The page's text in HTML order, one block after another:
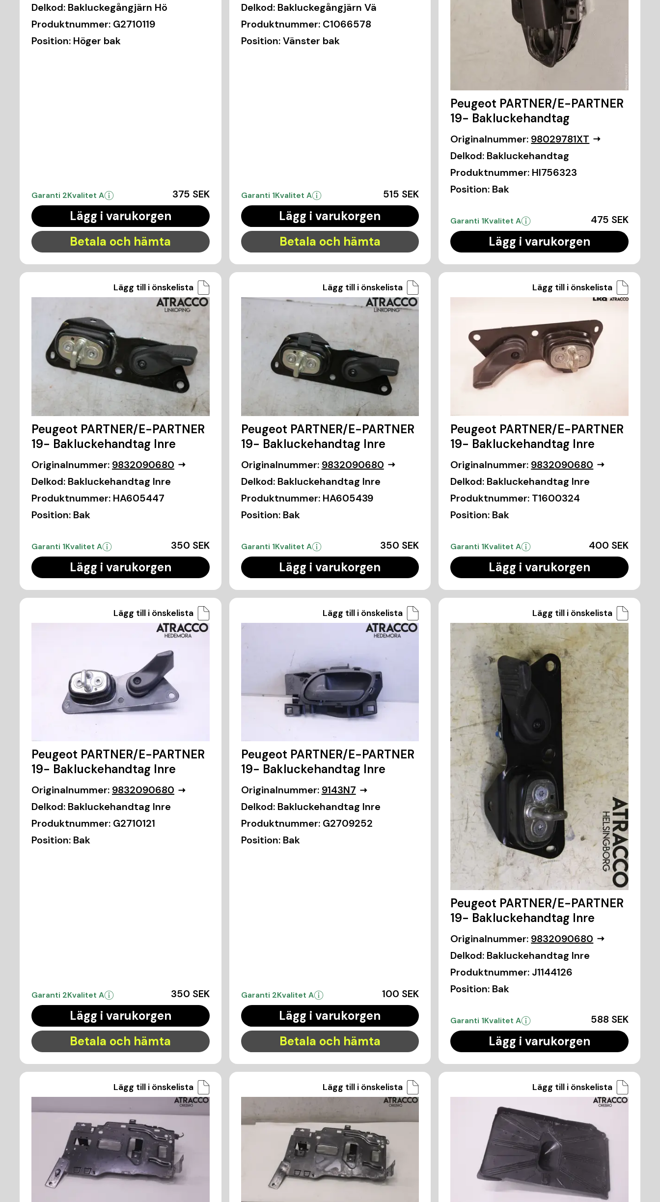
Delkod: Bakluckegångjärn Hö
Produktnummer: G2710119
Position: Höger bak
Garanti 2Kvalitet A 375 SEK
Lägg i varukorgen
Betala och hämta
Delkod: Bakluckegångjärn Vä
Produktnummer: C1066578
Position: Vänster bak
Garanti 1Kvalitet A 515 SEK
Lägg i varukorgen
Betala och hämta
Peugeot PARTNER/E-PARTNER
19- Bakluckehandtag
Originalnummer: 98029781XT
Delkod: Bakluckehandtag
Produktnummer: HI756323
Position: Bak
Garanti 1Kvalitet A 475 SEK
Lägg i varukorgen
Lägg till i önskelista
Peugeot PARTNER/E-PARTNER
19- Bakluckehandtag Inre
Originalnummer: 9832090680
Delkod: Bakluckehandtag Inre
Produktnummer: HA605447
Position: Bak
Garanti 1Kvalitet A 350 SEK
Lägg i varukorgen
Lägg till i önskelista
Peugeot PARTNER/E-PARTNER
19- Bakluckehandtag Inre
Originalnummer: 9832090680
Delkod: Bakluckehandtag Inre
Produktnummer: HA605439
Position: Bak
Garanti 1Kvalitet A 350 SEK
Lägg i varukorgen
Lägg till i önskelista
Peugeot PARTNER/E-PARTNER
19- Bakluckehandtag Inre
Originalnummer: 9832090680
Delkod: Bakluckehandtag Inre
Produktnummer: T1600324
Position: Bak
Garanti 1Kvalitet A 400 SEK
Lägg i varukorgen
Lägg till i önskelista
Peugeot PARTNER/E-PARTNER
19- Bakluckehandtag Inre
Originalnummer: 9832090680
Delkod: Bakluckehandtag Inre
Produktnummer: G2710121
Position: Bak
Garanti 2Kvalitet A 350 SEK
Lägg i varukorgen
Betala och hämta
Lägg till i önskelista
Peugeot PARTNER/E-PARTNER
19- Bakluckehandtag Inre
Originalnummer: 9143N7
Delkod: Bakluckehandtag Inre
Produktnummer: G2709252
Position: Bak
Garanti 2Kvalitet A 100 SEK
Lägg i varukorgen
Betala och hämta
Lägg till i önskelista
Peugeot PARTNER/E-PARTNER
19- Bakluckehandtag Inre
Originalnummer: 9832090680
Delkod: Bakluckehandtag Inre
Produktnummer: J1144126
Position: Bak
Garanti 1Kvalitet A 588 SEK
Lägg i varukorgen
Lägg till i önskelista Lägg till i önskelista Lägg till i önskelista